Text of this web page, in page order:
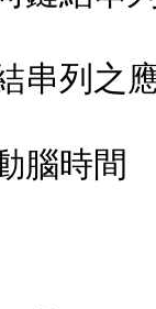
串列之
腦時間